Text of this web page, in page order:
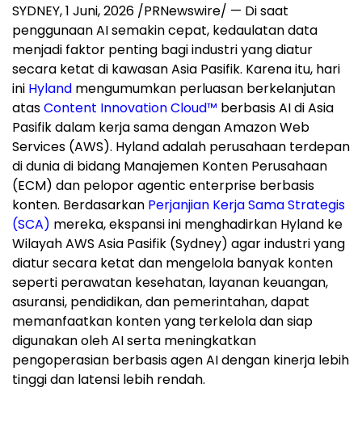
SYDNEY,1 Juni, 2026 /PRNewswire/ — Di saat
penggunaan AI semakin cepat, kedaulatan data
menjadi faktor penting bagi industri yang diatur
secara ketat di kawasan Asia Pasifik. Karena itu, hari
ini Hyland mengumumkan perluasan berkelanjutan
atasContent Innovation Cloud™ berbasis AI di Asia
Pasifik dalam kerja sama dengan Amazon Web
Services (AWS). Hyland adalah perusahaan terdepan
di dunia di bidang Manajemen Konten Perusahaan
(ECM) dan pelopor agentic enterprise berbasis
konten. Berdasarkan Perjanjian Kerja Sama Strategis
(SCA) mereka, ekspansi ini menghadirkan Hyland ke
Wilayah AWS Asia Pasifik (Sydney) agar industri yang
diatur secara ketat dan mengelola banyak konten
seperti perawatan kesehatan, layanan keuangan,
asuransi, pendidikan, dan pemerintahan, dapat
memanfaatkan konten yang terkelola dan siap
digunakan oleh AI serta meningkatkan
pengoperasian berbasis agen AI dengan kinerja lebih
tinggi dan latensi lebih rendah.